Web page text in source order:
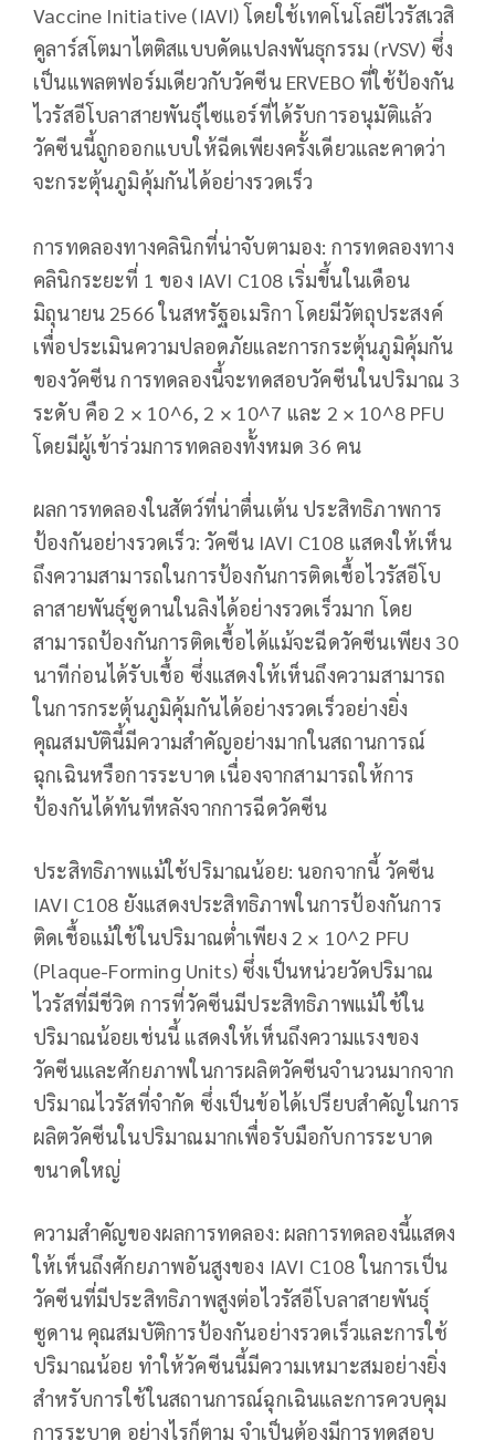
Vaccine Initiative (IAVI) โดยใช้เทคโนโลยีไวรัสเวสิ
คูลาร์สโตมาไตติสแบบดัดแปลงพันธุกรรม (rVSV) ซึ่ง
เป็นแพลตฟอร์มเดียวกับวัคซีน ERVEBO ที่ใช้ป้องกัน
ไวรัสอีโบลาสายพันธุ์ไซแอร์ที่ได้รับการอนุมัติแล้ว
วัคซีนนี้ถูกออกแบบให้ฉีดเพียงครั้งเดียวและคาดว่า
จะกระตุ้นภูมิคุ้มกันได้อย่างรวดเร็ว
การทดลองทางคลินิกที่น่าจับตามอง: การทดลองทาง
คลินิกระยะที่ 1 ของ IAVI C108 เริ่มขึ้นในเดือน
มิถุนายน 2566 ในสหรัฐอเมริกา โดยมีวัตถุประสงค์
เพื่อประเมินความปลอดภัยและการกระตุ้นภูมิคุ้มกัน
ของวัคซีน การทดลองนี้จะทดสอบวัคซีนในปริมาณ 3
ระดับ คือ 2 × 10^6, 2 × 10^7 และ 2 × 10^8 PFU
โดยมีผู้เข้าร่วมการทดลองทั้งหมด 36 คน
ผลการทดลองในสัตว์ที่น่าตื่นเต้น ประสิทธิภาพการ
ป้องกันอย่างรวดเร็ว: วัคซีน IAVI C108 แสดงให้เห็น
ถึงความสามารถในการป้องกันการติดเชื้อไวรัสอีโบ
ลาสายพันธุ์ซูดานในลิงได้อย่างรวดเร็วมาก โดย
สามารถป้องกันการติดเชื้อได้แม้จะฉีดวัคซีนเพียง 30
นาทีก่อนได้รับเชื้อ ซึ่งแสดงให้เห็นถึงความสามารถ
ในการกระตุ้นภูมิคุ้มกันได้อย่างรวดเร็วอย่างยิ่ง
คุณสมบัตินี้มีความสำคัญอย่างมากในสถานการณ์
ฉุกเฉินหรือการระบาด เนื่องจากสามารถให้การ
ป้องกันได้ทันทีหลังจากการฉีดวัคซีน
ประสิทธิภาพแม้ใช้ปริมาณน้อย: นอกจากนี้ วัคซีน
IAVI C108 ยังแสดงประสิทธิภาพในการป้องกันการ
ติดเชื้อแม้ใช้ในปริมาณต่ำเพียง 2 × 10^2 PFU
(Plaque-Forming Units) ซึ่งเป็นหน่วยวัดปริมาณ
ไวรัสที่มีชีวิต การที่วัคซีนมีประสิทธิภาพแม้ใช้ใน
ปริมาณน้อยเช่นนี้ แสดงให้เห็นถึงความแรงของ
วัคซีนและศักยภาพในการผลิตวัคซีนจำนวนมากจาก
ปริมาณไวรัสที่จำกัด ซึ่งเป็นข้อได้เปรียบสำคัญในการ
ผลิตวัคซีนในปริมาณมากเพื่อรับมือกับการระบาด
ขนาดใหญ่
ความสำคัญของผลการทดลอง: ผลการทดลองนี้แสดง
ให้เห็นถึงศักยภาพอันสูงของ IAVI C108 ในการเป็น
วัคซีนที่มีประสิทธิภาพสูงต่อไวรัสอีโบลาสายพันธุ์
ซูดาน คุณสมบัติการป้องกันอย่างรวดเร็วและการใช้
ปริมาณน้อย ทำให้วัคซีนนี้มีความเหมาะสมอย่างยิ่ง
สำหรับการใช้ในสถานการณ์ฉุกเฉินและการควบคุม
การระบาด อย่างไรก็ตาม จำเป็นต้องมีการทดสอบ